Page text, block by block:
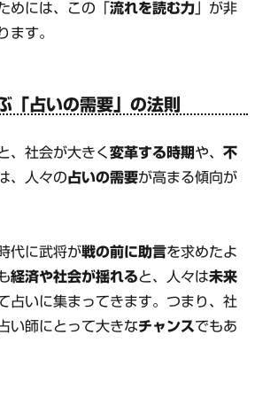
めには、この「流れを読む力 」が非
ます。
「占いの需要」の法則
、社会が大きく変革する時期 や、不
、人々の占いの需要が高まる傾向が
代に武将が戦の前に助言を求めたよ
経済や社会が揺れると、人々は未来
占いに集まってきます。つまり、社
い師にとって大きなチャンスでもあ